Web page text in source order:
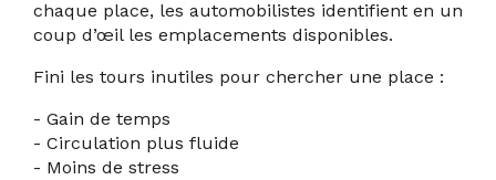
chaque place, les automobilistes identifient en un
coup d’œil les emplacements disponibles.
Fini les tours inutiles pour chercher une place :
- Gain de temps
- Circulation plus fluide
- Moins de stress